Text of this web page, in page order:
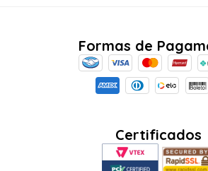
Formas de
Certificados